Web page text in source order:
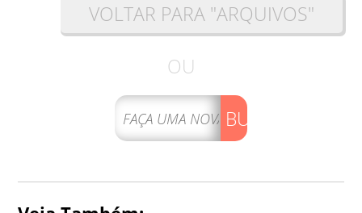
VOLTAR PARA "ARQUIVOS"
OU
BUSCAR